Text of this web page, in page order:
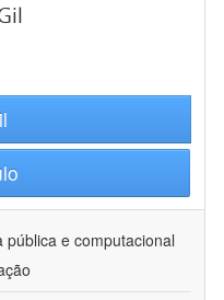
pública e computacional